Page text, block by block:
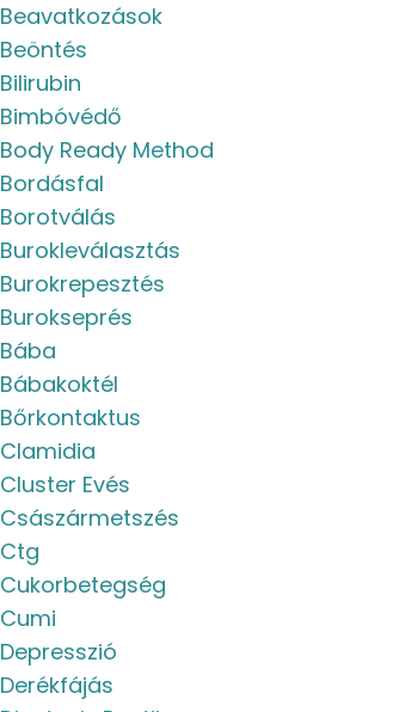
Beavatkozások
Beöntés
Bilirubin
Bimbóvédő
Body Ready Method
Bordásfal
Borotválás
Burokleválasztás
Burokrepesztés
Burokseprés
Bába
Bábakoktél
Bőrkontaktus
Clamidia
Cluster Evés
Császármetszés
Ctg
Cukorbetegség
Cumi
Depresszió
Derékfájás